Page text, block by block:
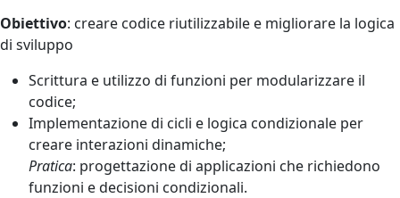
Obiettivo: creare codice riutilizzabile e migliorare la logica
di sviluppo
Scrittura e utilizzo di funzioni per modularizzare il
codice;
Implementazione di cicli e logica condizionale per
creare interazioni dinamiche;
Pratica: progettazione di applicazioni che richiedono
funzioni e decisioni condizionali.